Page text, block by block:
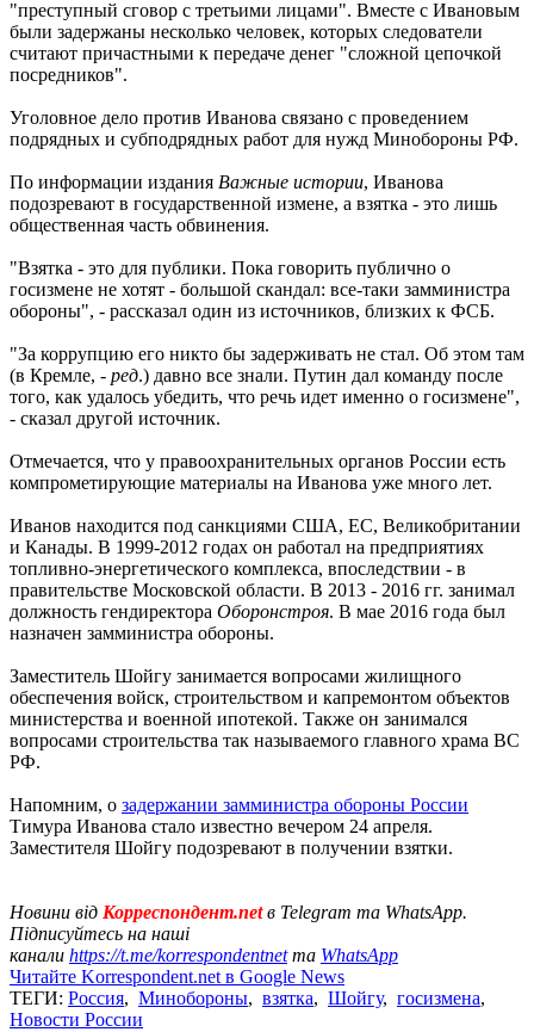
"преступный сговор с третьими лицами". Вместе с Ивановым
были задержаны несколько человек, которых следователи
считают причастными к передаче денег "сложной цепочкой
посредников".
Уголовное дело против Иванова связано с проведением
подрядных и субподрядных работ для нужд Минобороны РФ.
По информации издания Важные истории, Иванова
подозревают в государственной измене, а взятка - это лишь
общественная часть обвинения.
"Взятка - это для публики. Пока говорить публично о
госизмене не хотят - большой скандал: все-таки замминистра
обороны", - рассказал один из источников, близких к ФСБ.
"За коррупцию его никто бы задерживать не стал. Об этом там
(в Кремле, - ред.) давно все знали. Путин дал команду после
того, как удалось убедить, что речь идет именно о госизмене",
- сказал другой источник.
Отмечается, что у правоохранительных органов России есть
компрометирующие материалы на Иванова уже много лет.
Иванов находится под санкциями США, ЕС, Великобритании
и Канады. В 1999-2012 годах он работал на предприятиях
топливно-энергетического комплекса, впоследствии - в
правительстве Московской области. В 2013 - 2016 гг. занимал
должность гендиректора Оборонстроя. В мае 2016 года был
назначен замминистра обороны.
Заместитель Шойгу занимается вопросами жилищного
обеспечения войск, строительством и капремонтом объектов
министерства и военной ипотекой. Также он занимался
вопросами строительства так называемого главного храма ВС
РФ.
Напомним, о задержании замминистра обороны России
Тимура Иванова стало известно вечером 24 апреля.
Заместителя Шойгу подозревают в получении взятки.
Новини від Корреспондент.netв Telegram та WhatsApp.
Підписуйтесь на наші
канали https://t.me/korrespondentnetта WhatsApp
Читайте Korrespondent.net в Google News
ТЕГИ: Россия, Минобороны, взятка, Шойгу, госизмена,
Новости России